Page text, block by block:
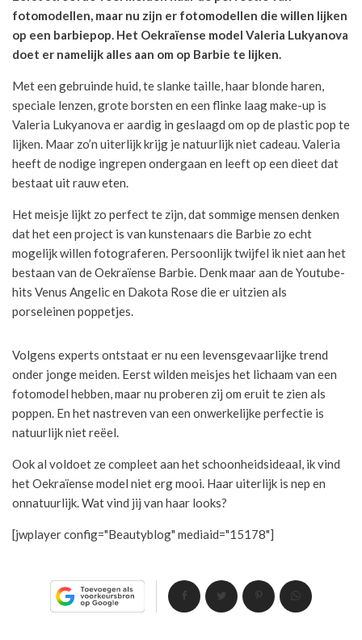
fotomodellen, maar nu zijn er fotomodellen die willen lijken
op een barbiepop. Het Oekraïense model Valeria Lukyanova
doet er namelijk alles aan om op Barbie te lijken.
Met een gebruinde huid, te slanke taille, haar blonde haren,
speciale lenzen, grote borsten en een flinke laag make-up is
Valeria Lukyanova er aardig in geslaagd om op de plastic pop te
lijken. Maar zo’n uiterlijk krijg je natuurlijk niet cadeau. Valeria
heeft de nodige ingrepen ondergaan en leeft op een dieet dat
bestaat uit rauw eten.
Het meisje lijkt zo perfect te zijn, dat sommige mensen denken
dat het een project is van kunstenaars die Barbie zo echt
mogelijk willen fotograferen. Persoonlijk twijfel ik niet aan het
bestaan van de Oekraïense Barbie. Denk maar aan de Youtube-
hits Venus Angelic en Dakota Rose die er uitzien als
porseleinen poppetjes.
Volgens experts ontstaat er nu een levensgevaarlijke trend
onder jonge meiden. Eerst wilden meisjes het lichaam van een
fotomodel hebben, maar nu proberen zij om eruit te zien als
poppen. En het nastreven van een onwerkelijke perfectie is
natuurlijk niet reëel.
Ook al voldoet ze compleet aan het schoonheidsideaal, ik vind
het Oekraïense model niet erg mooi. Haar uiterlijk is nep en
onnatuurlijk. Wat vind jij van haar looks?
[jwplayer config="Beautyblog" mediaid="15178"]